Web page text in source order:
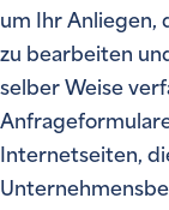
um Ihr Anliegen,
zu bearbeiten
selber Weise
Internetseiten,